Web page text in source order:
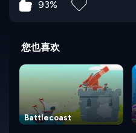
93%
您也喜欢
Battlecoast